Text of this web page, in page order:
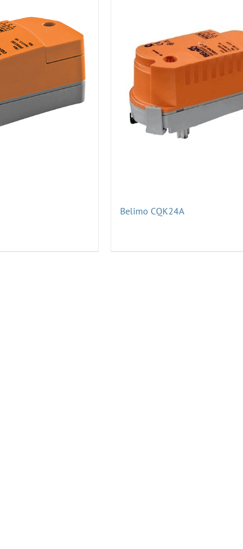
Belimo CQK24A